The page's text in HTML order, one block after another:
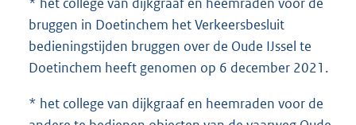
bruggen in Doetinchem het Verkeersbesluit
bedieningstijden bruggen over de Oude IJssel te
Doetinchem heeft genomen op 6 december 2021.
* het college van dijkgraaf en heemraden voor de